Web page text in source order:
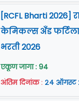
[RCFL Bharti 2026]
केमिकल्स अँड
भरती 2026
एकूण जागा : 94
अंतिम दिनांक: २४ ऑगस्ट